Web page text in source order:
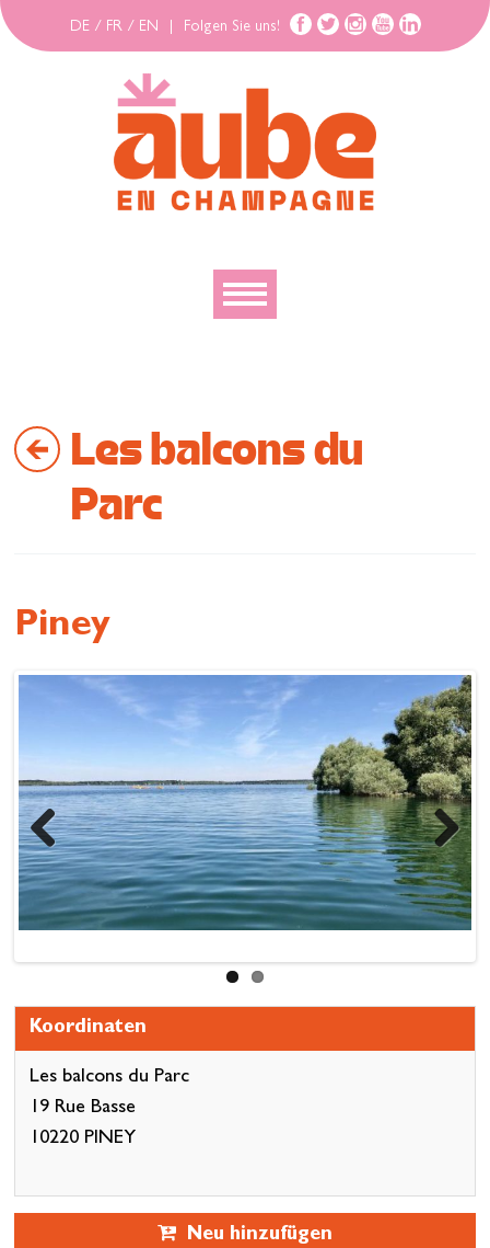
DE / FR / EN Folgen Sie uns!
Bewegen
Gehäuse
Wiederherstellen
Les balcons du
Parc
Piney
Previous Next
Koordinaten
Les balcons du Parc
19 Rue Basse
10220 PINEY
Neu hinzufügen